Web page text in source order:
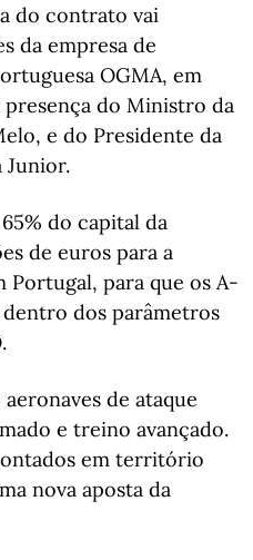
do contrato vai
da empresa de
OGMA, em
do Ministro da
e do Presidente da
Junior.
do capital da
de euros para a
Portugal, para que os A-
dos parâmetros
de ataque
e treino avançado.
em território
nova aposta da